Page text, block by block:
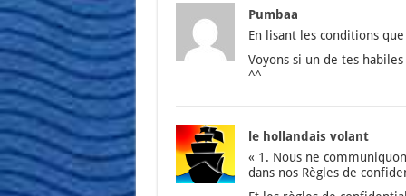
Pumbaa
En lisant les condi­tions
Voyons si un de tes
^^
le hollandais volant
« 1. Nous ne
dans nos Règles de